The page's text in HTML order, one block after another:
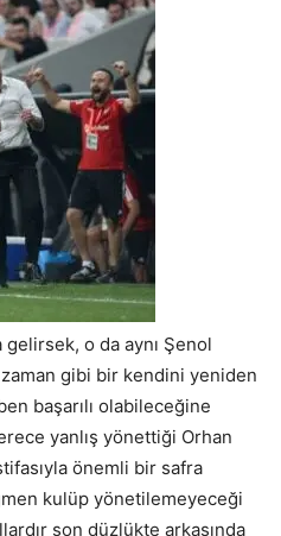
gelirsek, o da aynı Şenol
zaman gibi bir kendini yeniden
başarılı olabileceğine
yanlış yönettiği Orhan
önemli bir safra
kulüp yönetilemeyeceği
son düzlükte arkasında